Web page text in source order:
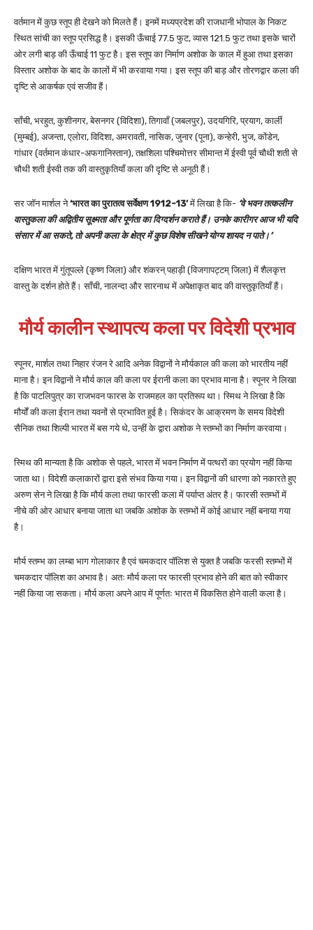
वर्तमान में कुछ स्तूप ही देखने को मिलते हैं। इनमें मध्यप्रदेश की राजधानी भोपाल के निकट
स्थित सांची का स्तूप प्रसिद्ध है। इसकी ऊँचाई 77.5 फुट, व्यास 121.5 फुट तथा इसके चारों
ओर लगी बाड़ की ऊँचाई 11 फुट है। इस स्तूप का निर्माण अशोक के काल में हुआ तथा इसका
विस्तार अशोक के बाद के कालों में भी करवाया गया। इस स्तूप की बाड़ और तोरणद्वार कला की
दृष्टि से आकर्षक एवं सजीव हैं।
साँची, भरहुत, कुशीनगर, बेसनगर (विदिशा), तिगावाँ (जबलपुर), उदयगिरि, प्रयाग, कार्ली
(मुम्बई), अजन्ता, एलोरा, विदिशा, अमरावती, नासिक, जुनार (पूना), कन्हेरी, भुज, कोंडेन,
गांधार (वर्तमान कंधार-अफगानिस्तान), तक्षशिला पश्चिमोत्तर सीमान्त में ईस्वी पूर्व चौथी शती से
चौथी शती ईस्वी तक की वास्तुकृतियाँ कला की दृष्टि से अनूठी हैं।
सर जॉन मार्शल ने‘भारत का पुरातत्व सर्वेक्षण 1912-13’में लिखा है कि- ‘वे भवन तत्कलीन
वास्तुकला की अद्वितीय सूक्ष्मता और पूर्णता का दिग्दर्शन कराते हैं। उनके कारीगर आज भी यदि
संसार में आ सकते, तो अपनी कला के क्षेत्र में कुछ विशेष सीखने योग्य शायद न पाते।’
दक्षिण भारत में गुंतूपल्ले (कृष्ण जिला) और शंकरन् पहाड़ी (विजगापट्टम् जिला) में शैलकृत्त
वास्तु के दर्शन होते हैं। साँची, नालन्दा और सारनाथ में अपेक्षाकृत बाद की वास्तुकृतियाँ हैं।
मौर्य कालीन स्थापत्य कलापर विदेशी प्रभाव
स्पूनर, मार्शल तथा निहार रंजन रे आदि अनेक विद्वानों ने मौर्यकाल की कला को भारतीय नहीं
माना है। इन विद्वानों ने मौर्य काल की कला पर ईरानी कला का प्रभाव माना है। स्पूनर ने लिखा
है कि पाटलिपुत्र का राजभवन फारस के राजमहल का प्रतिरूप था। स्मिथ ने लिखा है कि
मौर्यों की कला ईरान तथा यवनों से प्रभावित हुई है। सिकंदर के आक्रमण के समय विदेशी
सैनिक तथा शिल्पी भारत में बस गये थे, उन्हीं के द्वारा अशोक ने स्तम्भों का निर्माण करवाया।
स्मिथ की मान्यता है कि अशोक से पहले, भारत में भवन निर्माण में पत्थरों का प्रयोग नहीं किया
जाता था। विदेशी कलाकारों द्वारा इसे संभव किया गया। इन विद्वानों की धारणा को नकारते हुए
अरुण सेन ने लिखा है कि मौर्य कला तथा फारसी कला में पर्याप्त अंतर है। फारसी स्तम्भों में
नीचे की ओर आधार बनाया जाता था जबकि अशोक के स्तम्भों में कोई आधार नहीं बनाया गया
है।
मौर्य स्तम्भ का लम्बा भाग गोलाकार है एवं चमकदार पॉलिश से युक्त है जबकि फरसी स्तम्भों में
चमकदार पॉलिश का अभाव है। अतः मौर्य कला पर फारसी प्रभाव होने की बात को स्वीकार
नहीं किया जा सकता। मौर्य कला अपने आप में पूर्णतः भारत में विकसित होने वाली कला है।